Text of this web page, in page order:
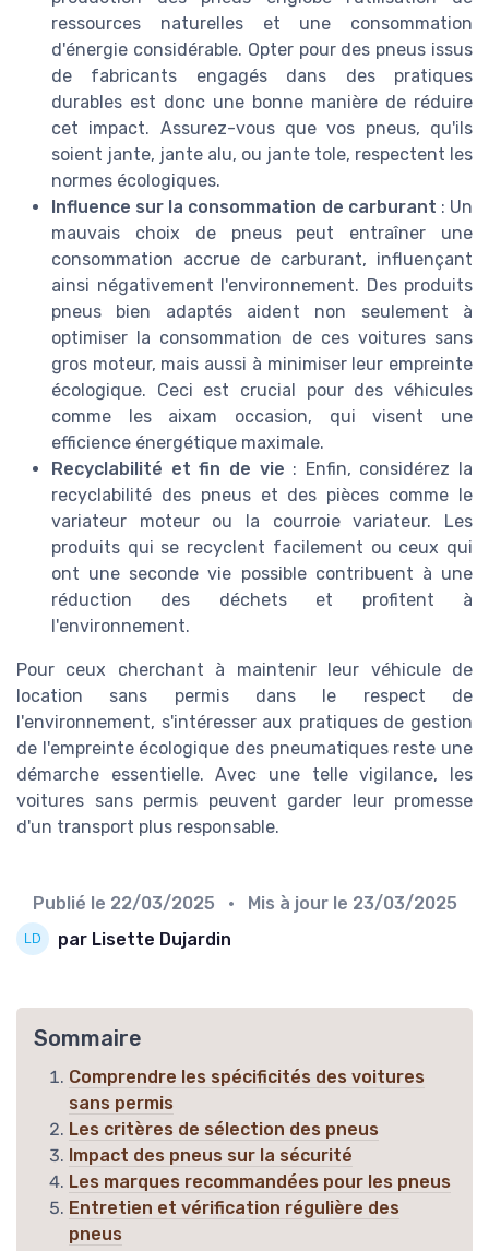
ressources naturelles et une consommation
d'énergie considérable. Opter pour des pneus issus
de fabricants engagés dans des pratiques
durables est donc une bonne manière de réduire
cet impact. Assurez-vous que vos pneus, qu'ils
soient jante, jante alu, ou jante tole, respectent les
normes écologiques.
Influence sur la consommation de carburant : Un
mauvais choix de pneus peut entraîner une
consommation accrue de carburant, influençant
ainsi négativement l'environnement. Des produits
pneus bien adaptés aident non seulement à
optimiser la consommation de ces voitures sans
gros moteur, mais aussi à minimiser leur empreinte
écologique. Ceci est crucial pour des véhicules
comme les aixam occasion, qui visent une
efficience énergétique maximale.
Recyclabilité et fin de vie : Enfin, considérez la
recyclabilité des pneus et des pièces comme le
variateur moteur ou la courroie variateur. Les
produits qui se recyclent facilement ou ceux qui
ont une seconde vie possible contribuent à une
réduction des déchets et profitent à
l'environnement.
Pour ceux cherchant à maintenir leur véhicule de
location sans permis dans le respect de
l'environnement, s'intéresser aux pratiques de gestion
de l'empreinte écologique des pneumatiques reste une
démarche essentielle. Avec une telle vigilance, les
voitures sans permis peuvent garder leur promesse
d'un transport plus responsable.
Publié le 22/03/2025 • Mis à jour le 23/03/2025
par Lisette Dujardin
Sommaire
Comprendre les spécificités des voitures
sans permis
Les critères de sélection des pneus
Impact des pneus sur la sécurité
Les marques recommandées pour les pneus
Entretien et vérification régulière des
pneus